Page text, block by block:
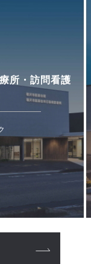
所・訪問看護